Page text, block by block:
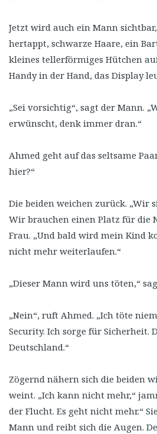
Jetzt wird auch ein Mann
hertappt, schwarze Haare, ein
kleines tellerförmiges Hütchen
Handy in der Hand, das Display
„Sei vorsichtig“, sagt der Mann.
erwünscht, denk immer dran.“
Ahmed geht auf das seltsame
hier?“
Die beiden weichen zurück. „Wir
Wir brauchen einen Platz für die
Frau. „Und bald wird mein Kind
nicht mehr weiterlaufen.“
„Dieser Mann wird uns töten,“
„Nein“, ruft Ahmed. „Ich töte
Security. Ich sorge für Sicherheit.
Deutschland.“
Zögernd nähern sich die beiden
weint. „Ich kann nicht mehr,“
der Flucht. Es geht nicht mehr.“
Mann und reibt sich die Augen.